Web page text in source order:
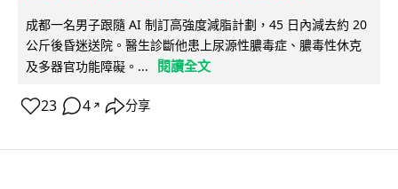
成都一名男子跟隨 AI 制訂高強度減脂計劃，45 日內減去約 20
公斤後昏迷送院。醫生診斷他患上尿源性膿毒症、膿毒性休克
及多器官功能障礙。...
閱讀全文
23 4 ↗ 分享